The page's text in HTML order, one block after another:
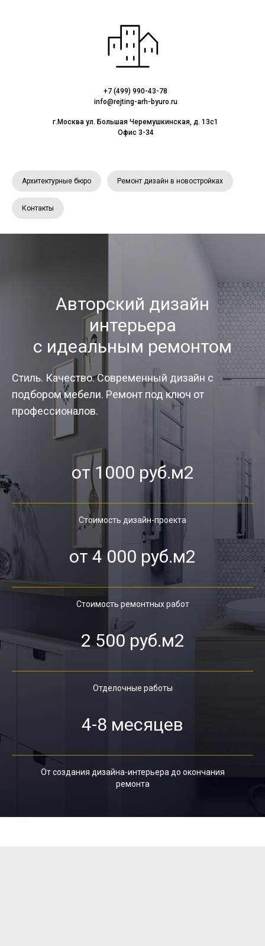
+7 (499) 990-43-78
info@rejting-arh-byuro.ru
г.Москва ул. Большая Черемушкинская, д. 13с1
Офис 3-34
Архитектурные бюро Ремонт дизайн в новостройках
Контакты
Авторский дизайн
интерьера
с идеальным ремонтом
Стиль. Качество. Современный дизайн с
подбором мебели. Ремонт под ключ от
профессионалов.
от 1000 руб.м2
Стоимость дизайн-проекта
от 4 000 руб.м2
Стоимость ремонтных работ
2 500 руб.м2
Отделочные работы
4-8 месяцев
От создания дизайна-интерьера до окончания
ремонта